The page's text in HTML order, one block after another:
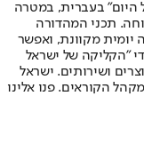
היום" בעברית, במטרה
תכני המהדורה
יומית מקוונת, ואפשר
"הקליקה של ישראל
ושירותים. ישראל
הקוראים. פנו אלינו